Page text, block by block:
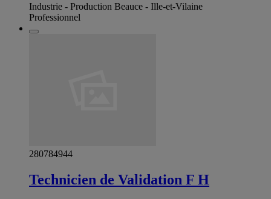
Industrie - Production Beauce - Ille-et-Vilaine
Professionnel
280784944
Technicien de Validation F H